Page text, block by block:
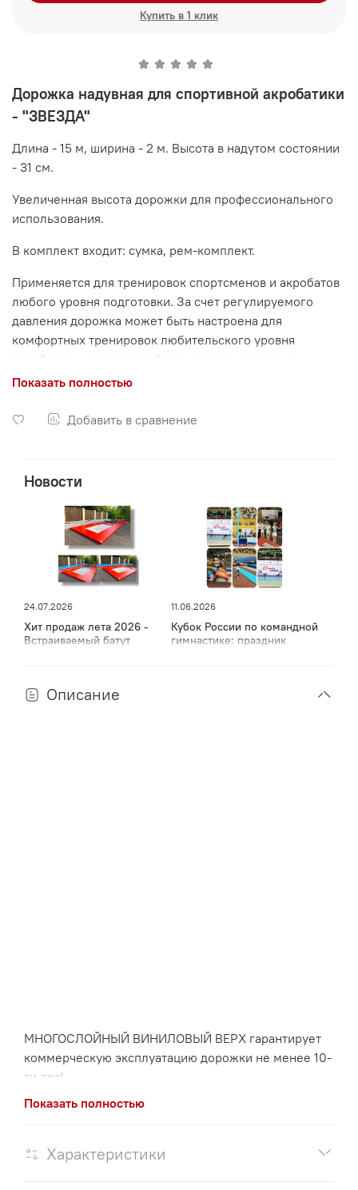
Добавить в сравнение
Купить в 1 клик
Дорожка надувная для спортивной акробатики
- "ЗВЕЗДА"
Длина - 15 м, ширина - 2 м. Высота в надутом состоянии
- 31 см.
Увеличенная высота дорожки для профессионального
использования.
В комплект входит: сумка, рем-комплект.
Применяется для тренировок спортсменов и акробатов
любого уровня подготовки. За счет регулируемого
давления дорожка может быть настроена для
комфортных тренировок любительского уровня
акробатики и спортивной гимнастики, для женщин и
детей.
Отличное решение для универсальных спортивных
залов и общеобразовательных школ ― дорожка быстро
требует постоянного поддува. Боковые ручки
позволяют перемещать дорожку в надутом состоянии.
Качество товара соответствует требованиям для
экспорта в страны Евросоюза.
Показать полностью
Новости
24.07.2026
Хит продаж лета 2026 -
Встраиваемый батут
11.06.2026
Кубок России по командной
гимнастике: праздник
Описание
МНОГОСЛОЙНЫЙ ВИНИЛОВЫЙ ВЕРХ гарантирует
коммерческую эксплуатацию дорожки не менее 10-
ти лет!
Поставляется в разобранном виде. Требуется
Требуется периодический поддув, не более одного
Показать полностью
Характеристики